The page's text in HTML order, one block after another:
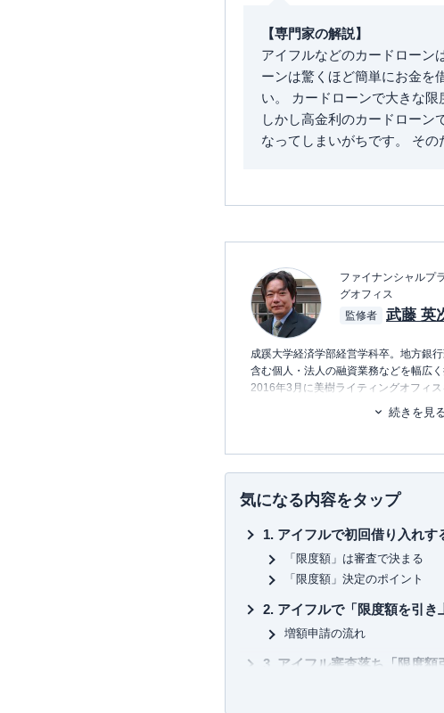
【専門家の解説】
アイフルなどのカードローン
ーンは驚くほど簡単にお金を
い。 カードローンで大きな限
しかし高金利のカードローン
なってしまいがちです。 その
ファイナンシャルプ
グオフィス
監修者
武藤 英
成蹊大学経済学部経営学科卒。地方銀
含む個人・法人の融資業務などを幅広く
2016年3月に美樹ライティングオフィス
趣味は一眼レフでの写真撮影、5人家族
奏、甲子園を目指す長男の高校野球応援
続きを見
気になる内容をタップ
アイフルで初回借り入れす
「限度額」は審査で決まる
「限度額」決定のポイント
アイフルで「限度額を引き
増額申請の流れ
アイフル審査落ち「限度